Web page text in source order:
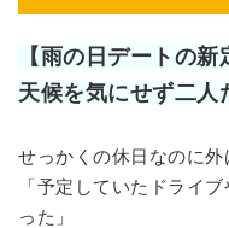
【雨の日デートの新
天候を気にせず二人
せっかくの休日なのに外
「予定していたドライ
った」